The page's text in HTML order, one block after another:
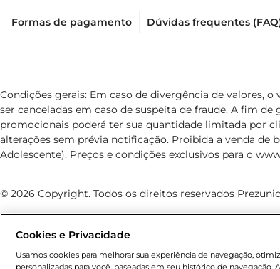
Formas de pagamento Dúvidas frequentes
Condições gerais: Em caso de divergência de valores,
ser canceladas em caso de suspeita de fraude. A fim
promocionais poderá ter sua quantidade limitada por
alterações sem prévia notificação. Proibida a venda de
Adolescente). Preços e condições exclusivos para o
© 2026 Copyright. Todos os direitos reservados
Cookies e Privacidade
Usamos cookies para melhorar sua experiência de navegação,
personalizadas para você, baseadas em seu histórico de